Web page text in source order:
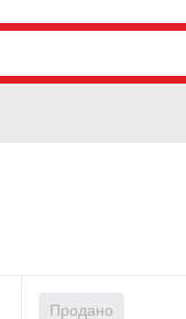
Продано